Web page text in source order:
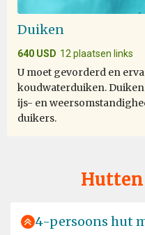
Duiken
640 USD 12 plaatsen links
U moet gevorderd en
koudwaterduiken.
ijs- en
duikers.
4-persoons hut